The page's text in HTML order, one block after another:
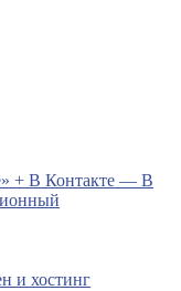
+ В Контакте — В
и хостинг